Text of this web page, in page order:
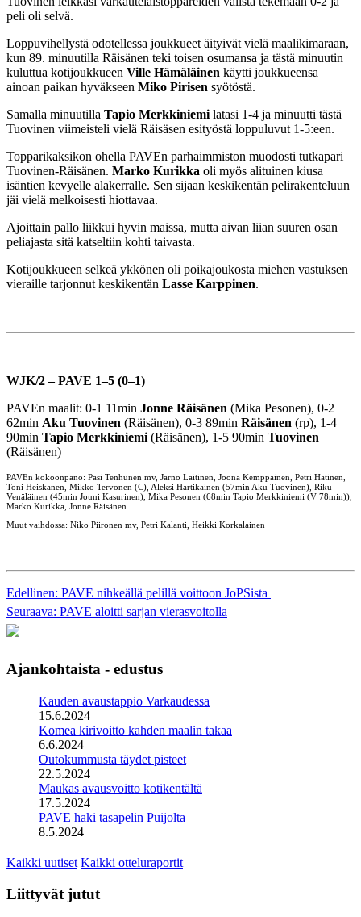
peli oli selvä.
Loppuvihellystä odotellessa joukkueet äityivät vielä maalikimaraan,
kun 89. minuutilla Räisänen teki toisen osumansa ja tästä minuutin
kuluttua kotijoukkueen Ville Hämäläinen käytti joukkueensa
ainoan paikan hyväkseen Miko Pirisen syötöstä.
Samalla minuutilla Tapio Merkkiniemi latasi 1-4 ja minuutti tästä
Tuovinen viimeisteli vielä Räisäsen esityöstä loppuluvut 1-5:een.
Topparikaksikon ohella PAVEn parhaimmiston muodosti tutkapari
Tuovinen-Räisänen. Marko Kurikka oli myös alituinen kiusa
isäntien kevyelle alakerralle. Sen sijaan keskikentän pelirakenteluun
jäi vielä melkoisesti hiottavaa.
Ajoittain pallo liikkui hyvin maissa, mutta aivan liian suuren osan
peliajasta sitä katseltiin kohti taivasta.
Kotijoukkueen selkeä ykkönen oli poikajoukosta miehen vastuksen
vieraille tarjonnut keskikentän Lasse Karppinen.
WJK/2 – PAVE 1–5 (0–1)
PAVEn maalit: 0-1 11min Jonne Räisänen (Mika Pesonen), 0-2
62min Aku Tuovinen (Räisänen), 0-3 89min Räisänen (rp), 1-4
90min Tapio Merkkiniemi (Räisänen), 1-5 90min Tuovinen
(Räisänen)
PAVEn kokoonpano: Pasi Tenhunen mv, Jarno Laitinen, Joona Kemppainen, Petri Hätinen,
Toni Heiskanen, Mikko Tervonen (C), Aleksi Hartikainen (57min Aku Tuovinen), Riku
Venäläinen (45min Jouni Kasurinen), Mika Pesonen (68min Tapio Merkkiniemi (V 78min)),
Marko Kurikka, Jonne Räisänen
Muut vaihdossa: Niko Piironen mv, Petri Kalanti, Heikki Korkalainen
Edellinen: PAVE nihkeällä pelillä voittoon JoPSista |
Seuraava: PAVE aloitti sarjan vierasvoitolla
Ajankohtaista - edustus
Kauden avaustappio Varkaudessa
15.6.2024
Komea kirivoitto kahden maalin takaa
6.6.2024
Outokummusta täydet pisteet
22.5.2024
Maukas avausvoitto kotikentältä
17.5.2024
PAVE haki tasapelin Puijolta
8.5.2024
Kaikki uutiset Kaikki otteluraportit
Liittyvät jutut